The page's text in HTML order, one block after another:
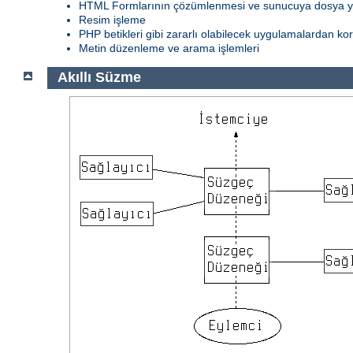
HTML Formlarının çözümlenmesi ve sunucuya dosya
Resim işleme
PHP betikleri gibi zararlı olabilecek uygulamalardan
Metin düzenleme ve arama işlemleri
Akıllı Süzme